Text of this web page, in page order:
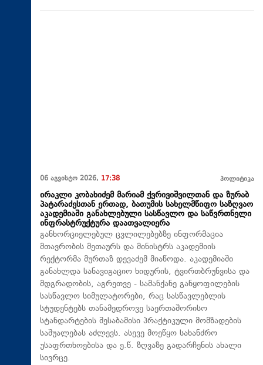
06 აგვისტო 2026, 17:38 პოლიტიკა
ირაკლი კობახიძემ მარიამ ქვრივიშვილთან და ზურაბ
პატარაძესთან ერთად, ბათუმის სახელმწიფო საზღვაო
აკადემიაში განახლებული სასწავლო და საწვრთნელი
ინფრასტრუქტურა დაათვალიერა
განხორციელებულ ცვლილებებზე ინფორმაცია
მთავრობის მეთაურს და მინისტრს აკადემიის
რექტორმა მურთაზ დევაძემ მიაწოდა. აკადემიაში
განახლდა სანავიგაციო ხიდურის, ტვირთბრუნვისა და
მდგრადობის, აგრეთვე - სამანქანე განყოფილების
სასწავლო სიმულატორები, რაც სასწავლებლის
სტუდენტებს თანამედროვე საერთაშორისო
სტანდარტების შესაბამისი პრაქტიკული მომზადების
საშუალებას აძლევს. ასევე მოეწყო სახანძრო
უსაფრთხოებისა და ე.წ. ზღვაზე გადარჩენის ახალი
სივრცე.